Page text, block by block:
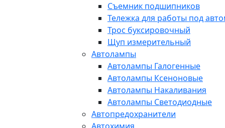
Съемник подшипников
Тележка для работы под
Трос буксировочный
Щуп измерительный
Автолампы
Автолампы Галогенные
Автолампы Ксеноновые
Автолампы Накаливания
Автолампы Светодиодные
Автопредохранители